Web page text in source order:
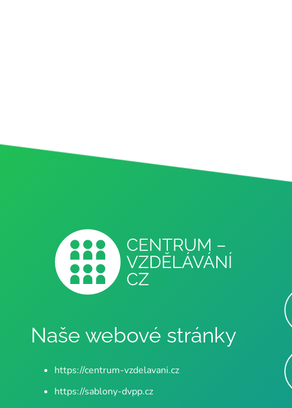
Naše webové stránky
https://centrum-vzdelavani.cz
https://sablony-dvpp.cz